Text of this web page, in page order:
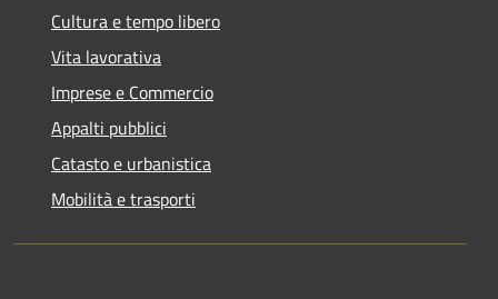
Cultura e tempo libero
Vita lavorativa
Imprese e Commercio
Appalti pubblici
Catasto e urbanistica
Mobilità e trasporti